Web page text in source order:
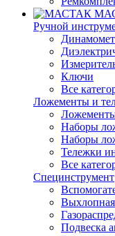
Ручной
Ключи
Все
Ложементы и
Наборы
Наборы
Тележки
Все
Специнструмент
Выхлопная
Подвеска